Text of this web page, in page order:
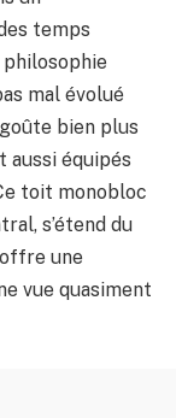
temps
philosophie
mal évolué
bien plus
aussi équipés
toit monobloc
s’étend du
une
vue quasiment